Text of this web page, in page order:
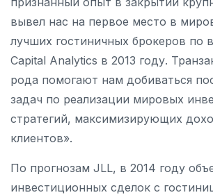
вывел нас на первое место в
лучших гостиничных брокеров по
Capital Analytics в 2013 году.
рода помогают нам добиваться
задач по реализации мировых
стратегий, максимизирующих
клиентов».
По прогнозам JLL, в 2014 году
инвестиционных сделок с